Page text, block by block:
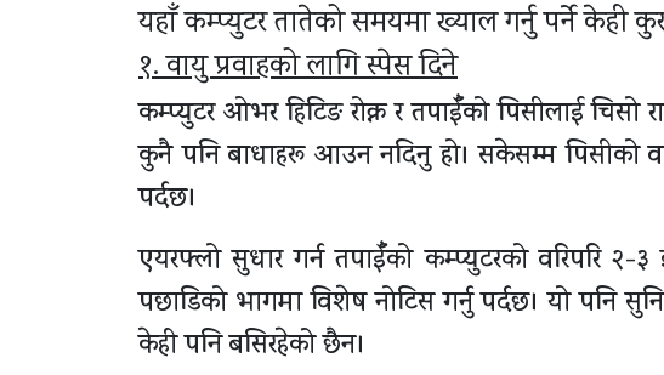
यहाँ कम्प्युटर तातेको समयमा ख्याल गर्नु पर्ने केही
१. वायु प्रवाहको लागि स्पेस दिने
कम्प्युटर ओभर हिटिङ रोक्न र तपाईँको पिसीलाई चिसो
कुनै पनि बाधाहरू आउन नदिनु हो। सकेसम्म पिसीको
पर्दछ।
एयरफ्लो सुधार गर्न तपाईँको कम्प्युटरको वरिपरि २-
पछाडिको भागमा विशेष नोटिस गर्नु पर्दछ। यो पनि
केही पनि बसिरहेको छैन।